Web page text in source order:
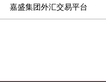
嘉盛集团外汇交易平台